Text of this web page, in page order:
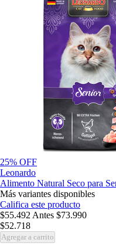
25% OFF
Leonardo
Alimento Natural Seco para
Más variantes disponibles
Califica este producto
$55.492 Antes $73.990
$52.718
Agregar a carrito